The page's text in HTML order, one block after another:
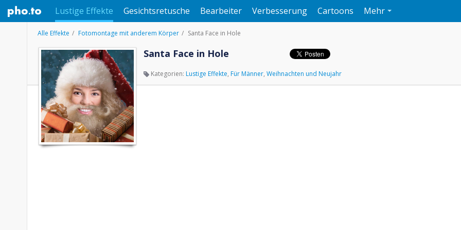
Lustige Effekte Gesichtsretusche Bearbeiter Verbesserung Cartoons Mehr
Alle Effekte Fotomontage mit anderem Körper Santa Face in Hole
Santa Face in Hole
Kategorien: Lustige Effekte, Für Männer, Weihnachten und Neujahr